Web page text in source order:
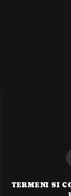
TERMENI SI